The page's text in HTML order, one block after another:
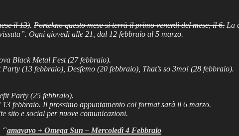
il 13). Portekno questo mese si terrà il primo venerdì del mese, il 6. La
Ogni giovedì alle 21, dal 12 febbraio al 5 marzo.
Black Metal Fest (27 febbraio).
(13 febbraio), Desfemo (20 febbraio), That’s so 3mo! (28 febbraio).
Party (25 febbraio).
febbraio. Il prossimo appuntamento col format sarà il 6 marzo.
sito e social per nuove comunicazioni.
Samavayo + Omega Sun – Mercoledì 4 Febbraio